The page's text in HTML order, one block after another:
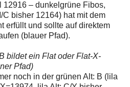
12916 – dunkelgrüne Fibos,
bisher 12164) hat mit dem
erfüllt und sollte auf direktem
(blauer Pfad).
bildet ein Flat oder Flat-X-
Pfad)
noch in der grünen Alt: B (lila